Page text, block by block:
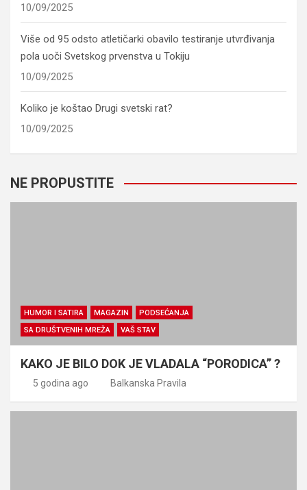
10/09/2025
Više od 95 odsto atletičarki obavilo testiranje utvrđivanja
pola uoči Svetskog prvenstva u Tokiju
10/09/2025
Koliko je koštao Drugi svetski rat?
10/09/2025
NE PROPUSTITE
HUMOR I SATIRA MAGAZIN
PODSEĆANJA
SA DRUŠTVENIH MREŽA
VAŠ STAV
KAKO JE BILO DOK JE VLADALA “PORODICA” ?
5 godina ago Balkanska Pravila